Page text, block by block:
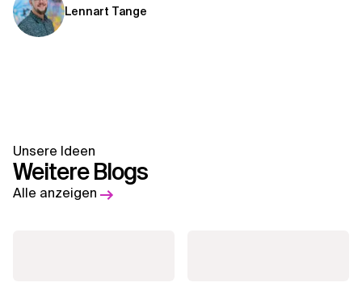
Lennart Tange
Unsere Ideen
Weitere Blogs
Alle anzeigen